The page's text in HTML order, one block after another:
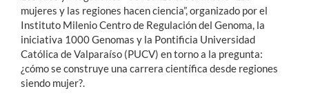
mujeres y las regiones hacen ciencia”, organizado por el
Instituto Milenio Centro de Regulación del Genoma, la
iniciativa 1000 Genomas y la Pontificia Universidad
Católica de Valparaíso (PUCV) en torno a la pregunta:
¿cómo se construye una carrera científica desde regiones
siendo mujer?.